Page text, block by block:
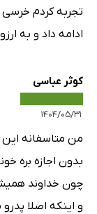
تجربه کردم خرسی
ادامه داد و به
کوثر عباسی
۱۴۰۴/۰۵/۳۱
من متاسفانه
بدون اجازه بره
چون خداوند
و اینکه اصلا